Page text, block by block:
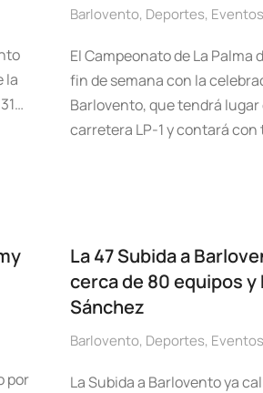
la
Barlovento, Deportes, Eventos
El Campeonato de La
fin de semana con la
Barlovento, que tendrá lugar
carretera LP-1 y contará con
por
La 47 Subida a
cerca de 80 equipos
Sánchez
Barlovento, Deportes, Eventos
La Subida a Barlovento ya